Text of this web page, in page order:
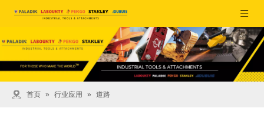
首页 » 行业应用 » 道路